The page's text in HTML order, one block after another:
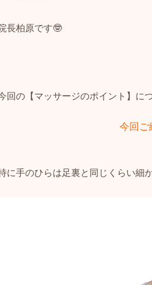
長柏原です🤓
回の【マッサージのポイント】に
今回ご
に手のひらは足裏と同じくらい細